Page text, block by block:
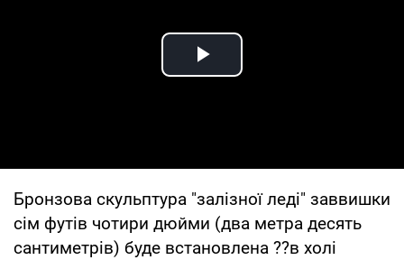
Play Video
Бронзова скульптура "залізної леді" заввишки
сім футів чотири дюйми (два метра десять
сантиметрів) буде встановлена ??в холі